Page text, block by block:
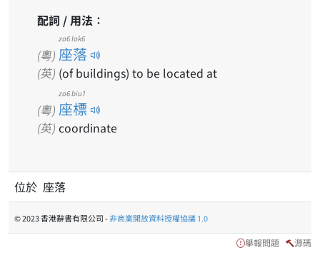
配詞 / 用法：
(粵) 座落
zo6 lok6
(英) (of buildings) to be located at
(粵) 座標
zo6 biu1
(英) coordinate
位於 座落
© 2023 香港辭書有限公司 -非商業開放資料授權協議 1.0
舉報問題 源碼